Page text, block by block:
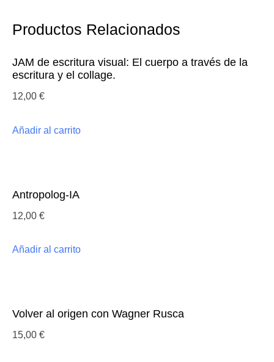
Productos Relacionados
JAM de escritura visual: El cuerpo a través de la
escritura y el collage.
12,00 €
Añadir al carrito
Antropolog-IA
12,00 €
Añadir al carrito
Volver al origen con Wagner Rusca
15,00 €